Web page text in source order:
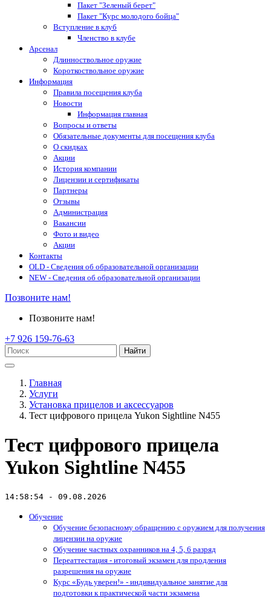
Пакет "Зеленый берет"
Пакет "Курс молодого бойца"
Вступление в клуб
Членство в клубе
Арсенал
Длинноствольное оружие
Короткоствольное оружие
Информация
Правила посещения клуба
Новости
Информация главная
Вопросы и ответы
Обязательные документы для посещения клуба
О скидках
Акции
История компании
Лицензии и сертификаты
Партнеры
Отзывы
Администрация
Вакансии
Фото и видео
Акции
Контакты
OLD - Сведения об образовательной организации
NEW - Сведения об образовательной организации
Позвоните нам!
Позвоните нам!
+7 926 159-76-63
Найти
Главная
Услуги
Установка прицелов и аксессуаров
Тест цифрового прицела Yukon Sightline N455
Тест цифрового прицела
Yukon Sightline N455
14:58:54 - 09.08.2026
Обучение
Обучение безопасному обращению с оружием для получения
лицензии на оружие
Обучение частных охранников на 4, 5, 6 разряд
Переаттестация - итоговый экзамен для продления
разрешения на оружие
Курс «Будь уверен!» - индивидуальное занятие для
подготовки к практической части экзамена